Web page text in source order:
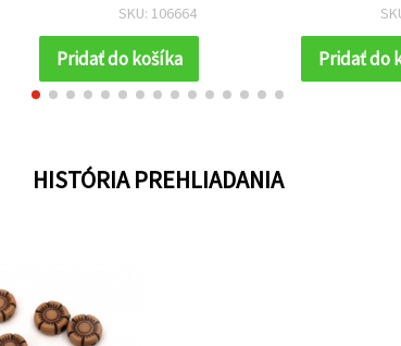
SKU: 106664
Pridať do košíka Pridať do
HISTÓRIA PREHLIADANIA